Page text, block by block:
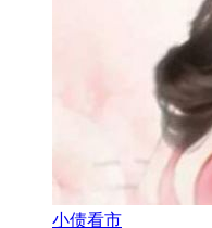
小债看市